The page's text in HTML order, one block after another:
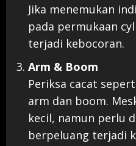
Jika menemukan
pada permukaan
terjadi kebocoran.
Arm & Boom
Periksa cacat
arm dan boom.
kecil, namun perlu
berpeluang terjadi